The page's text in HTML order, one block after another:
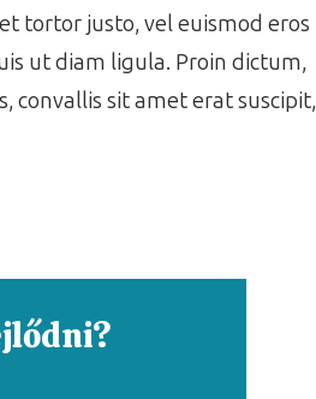
tortor justo, vel euismod eros
ut diam ligula. Proin dictum,
convallis sit amet erat suscipit,